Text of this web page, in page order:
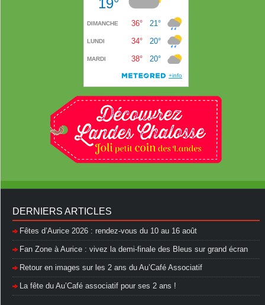
DERNIERS ARTICLES
Fêtes d’Aurice 2026 : rendez-vous du 10 au 16 août
Fan Zone à Aurice : vivez la demi-finale des Bleus sur grand écran
Retour en images sur les 2 ans du Au’Café Associatif
La fête du Au’Café associatif pour ses 2 ans !